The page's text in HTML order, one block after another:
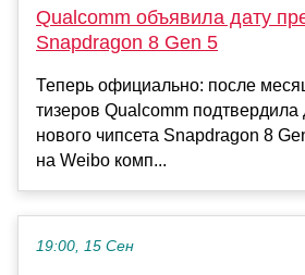
Qualcomm объявила дату
Snapdragon 8 Gen 5
Теперь официально: после
тизеров Qualcomm подтвердила
нового чипсета Snapdragon 8
на Weibo комп...
19:00, 15 Сен